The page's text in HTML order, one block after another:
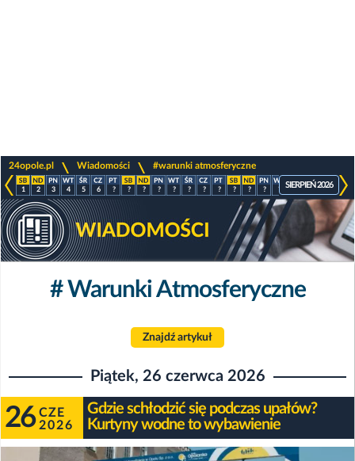
24opole.pl Wiadomości #warunki atmosferyczne
1 2 3 4 5 6 ? ? ? ? ? ? ? ? ? ? ? ? ? ? ?
SIERPIEŃ 2026
# Warunki Atmosferyczne
Znajdź artykuł
Piątek, 26 czerwca 2026
26 CZE
2026
Gdzie schłodzić się podczas upałów?
Kurtyny wodne to wybawienie